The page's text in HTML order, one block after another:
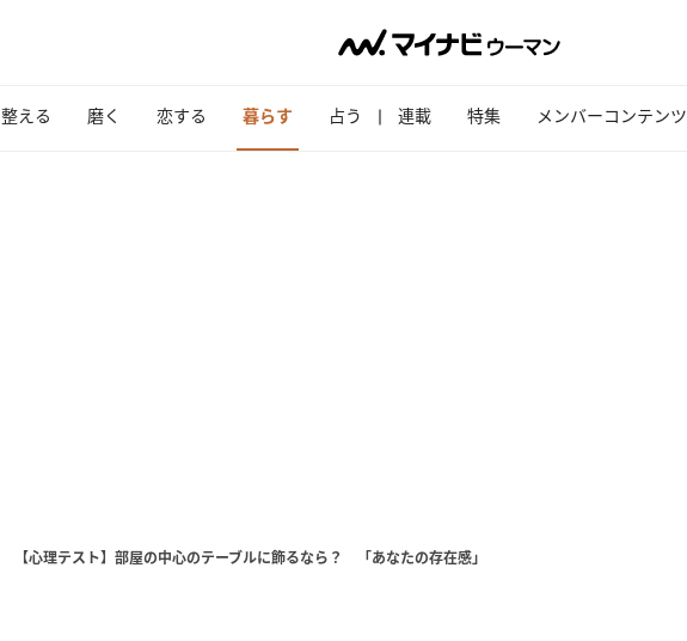
整える 磨く 恋する 暮らす 占う 連載 特集 メンバーコンテンツ
【心理テスト】部屋の中心のテーブルに飾るなら？ 「あなたの存在感」